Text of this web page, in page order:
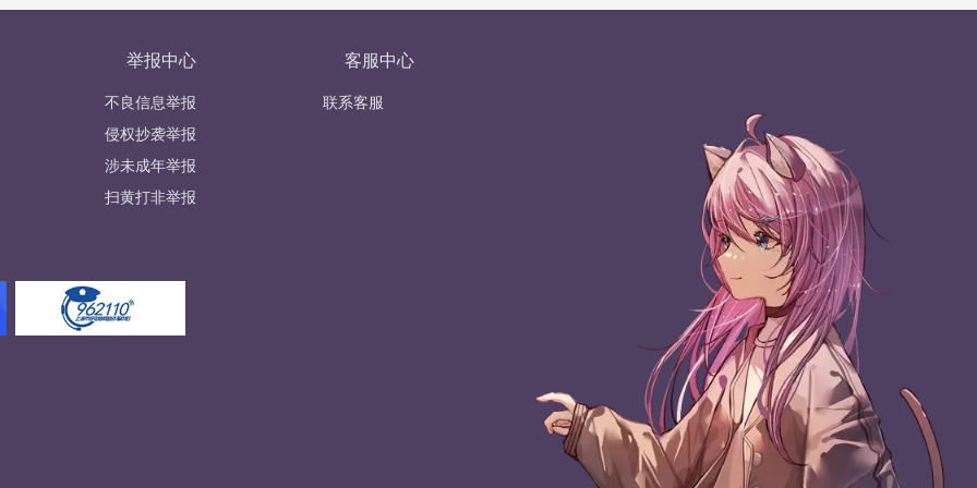
举报中心
不良信息举报
侵权抄袭举报
涉未成年举报
扫黄打非举报
客服中心
联系客服